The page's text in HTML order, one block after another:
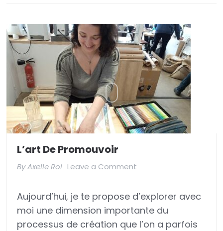
L’art De Promouvoir
ByAxelle Roi Leave a Comment
de
promouvoir
Aujourd’hui, je te propose d’explorer avec
moi une dimension importante du
processus de création que l’on a parfois